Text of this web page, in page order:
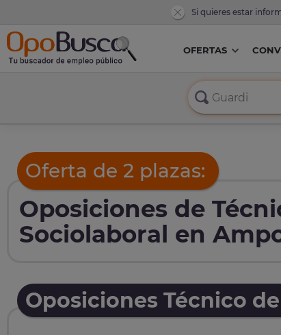
Si quieres estar
OFERTAS
Oferta de 2 plazas:
Oposiciones de
Sociolaboral en
Oposiciones Técnico